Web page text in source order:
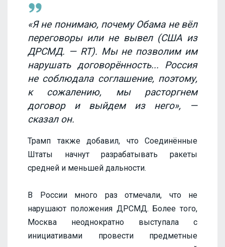
«Я не понимаю, почему Обама не вёл
переговоры или не вывел (США из
ДРСМД. — RT). Мы не позволим им
нарушать договорённость... Россия
не соблюдала соглашение, поэтому,
к сожалению, мы расторгнем
договор и выйдем из него», —
сказал он.
Трамп также добавил, что Соединённые
Штаты начнут разрабатывать ракеты
средней и меньшей дальности.
В России много раз отмечали, что не
нарушают положения ДРСМД. Более того,
Москва неоднократно выступала с
инициативами провести предметные